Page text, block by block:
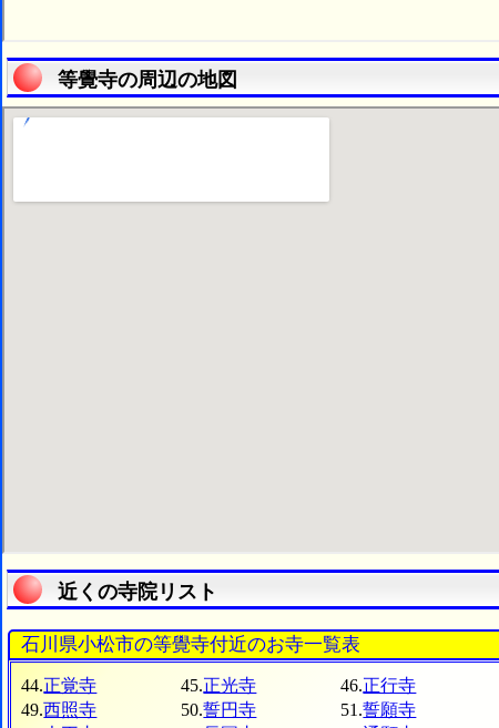
等覺寺の周辺の地図
近くの寺院リスト
石川県小松市の等覺寺付近のお寺一覧表
44.正覚寺 45.正光寺 46.正行寺
49.西照寺 50.誓円寺 51.誓願寺